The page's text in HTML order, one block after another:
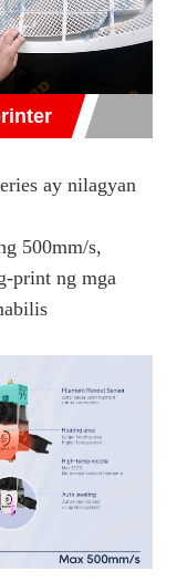
ay nilagyan
500mm/s,
print ng mga